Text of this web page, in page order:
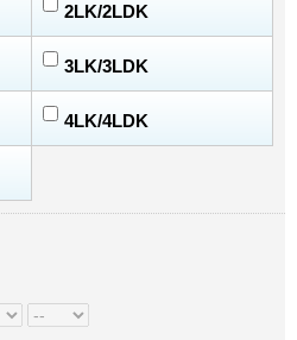
2LK/2LDK
3LK/3LDK
4LK/4LDK